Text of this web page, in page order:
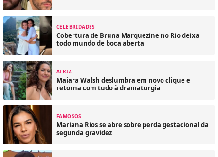
CELEBRIDADES
Cobertura de Bruna Marquezine no Rio deixa
todo mundo de boca aberta
ATRIZ
Maiara Walsh deslumbra em novo clique e
retorna com tudo à dramaturgia
FAMOSOS
Mariana Rios se abre sobre perda gestacional da
segunda gravidez